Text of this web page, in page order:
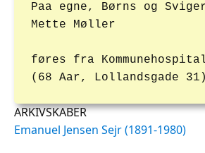
Paa egne, Børns og
Mette Møller
føres fra
(68 Aar, Lollandsgade 31)
ARKIVSKABER
Emanuel Jensen Sejr (1891-1980)